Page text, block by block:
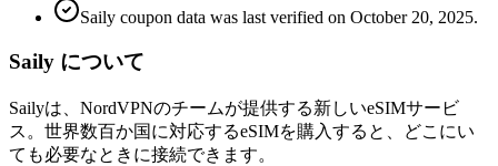
Saily coupon data was last verified on October 20, 2025.
Saily について
Sailyは、NordVPNのチームが提供する新しいeSIMサービ
ス。世界数百か国に対応するeSIMを購入すると、どこにい
ても必要なときに接続できます。